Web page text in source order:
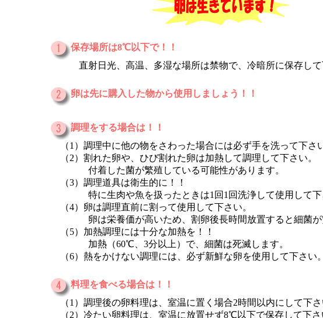
保存場所は8℃以下で！！
直射日光、高温、多湿な場所は禁物で、冷暗所に保存して
卵は先に購入した物から使用しましょう！！
調理をする場合は！！
（1）調理中に他の物をさわった場合には必ず手を洗って下さい
（2）割れた卵や、ひび割れた卵は加熱して調理して下さい。
付着した菌が繁殖している可能性があります。
（3）調理道具は衛生的に！！
特に生肉や魚を扱ったときは1回1回洗浄して使用して下
（4）卵は調理直前に割って使用して下さい。
卵は栄養価が高いため、割卵後長時間放置すると細菌が
（5）加熱調理には十分な加熱を！！
加熱（60℃、3分以上）で、細菌は死滅します。
（6）熱をかけない調理には、必ず新鮮な卵を使用して下さい。
料理を食べる場合は！！
（1）調理後の卵料理は、室温に置く場合2時間以内にして下さ
（2）冷たい卵料理は、室温に放置せず8℃以下で保存して下さ